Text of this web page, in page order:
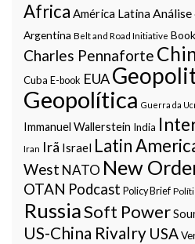
Africa América LatinaAnálise
Argentina Belt and Road Initiative Book
Charles Pennaforte
Cuba E-book EUA
Geopolítica Guerra da
Immanuel Wallerstein India
Iran Irã Israel Latin
West NATO New
OTAN Podcast Policy Brief
RussiaSoft Power
US-China Rivalry USA